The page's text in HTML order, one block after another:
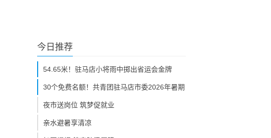
今日推荐
54.65米！驻马店小将雨中掷出省运会金牌
30个免费名额！共青团驻马店市委2026年暑期
夜市送岗位 筑梦促就业
亲水避暑享清凉